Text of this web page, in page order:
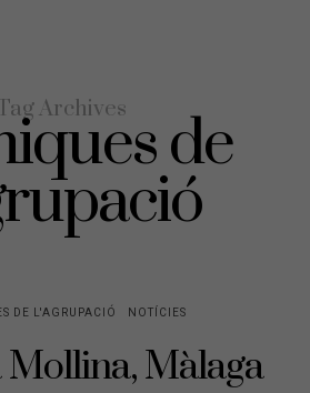
Archives de
DE L'AGRUPACIÓ NOTÍCIES
Màlaga